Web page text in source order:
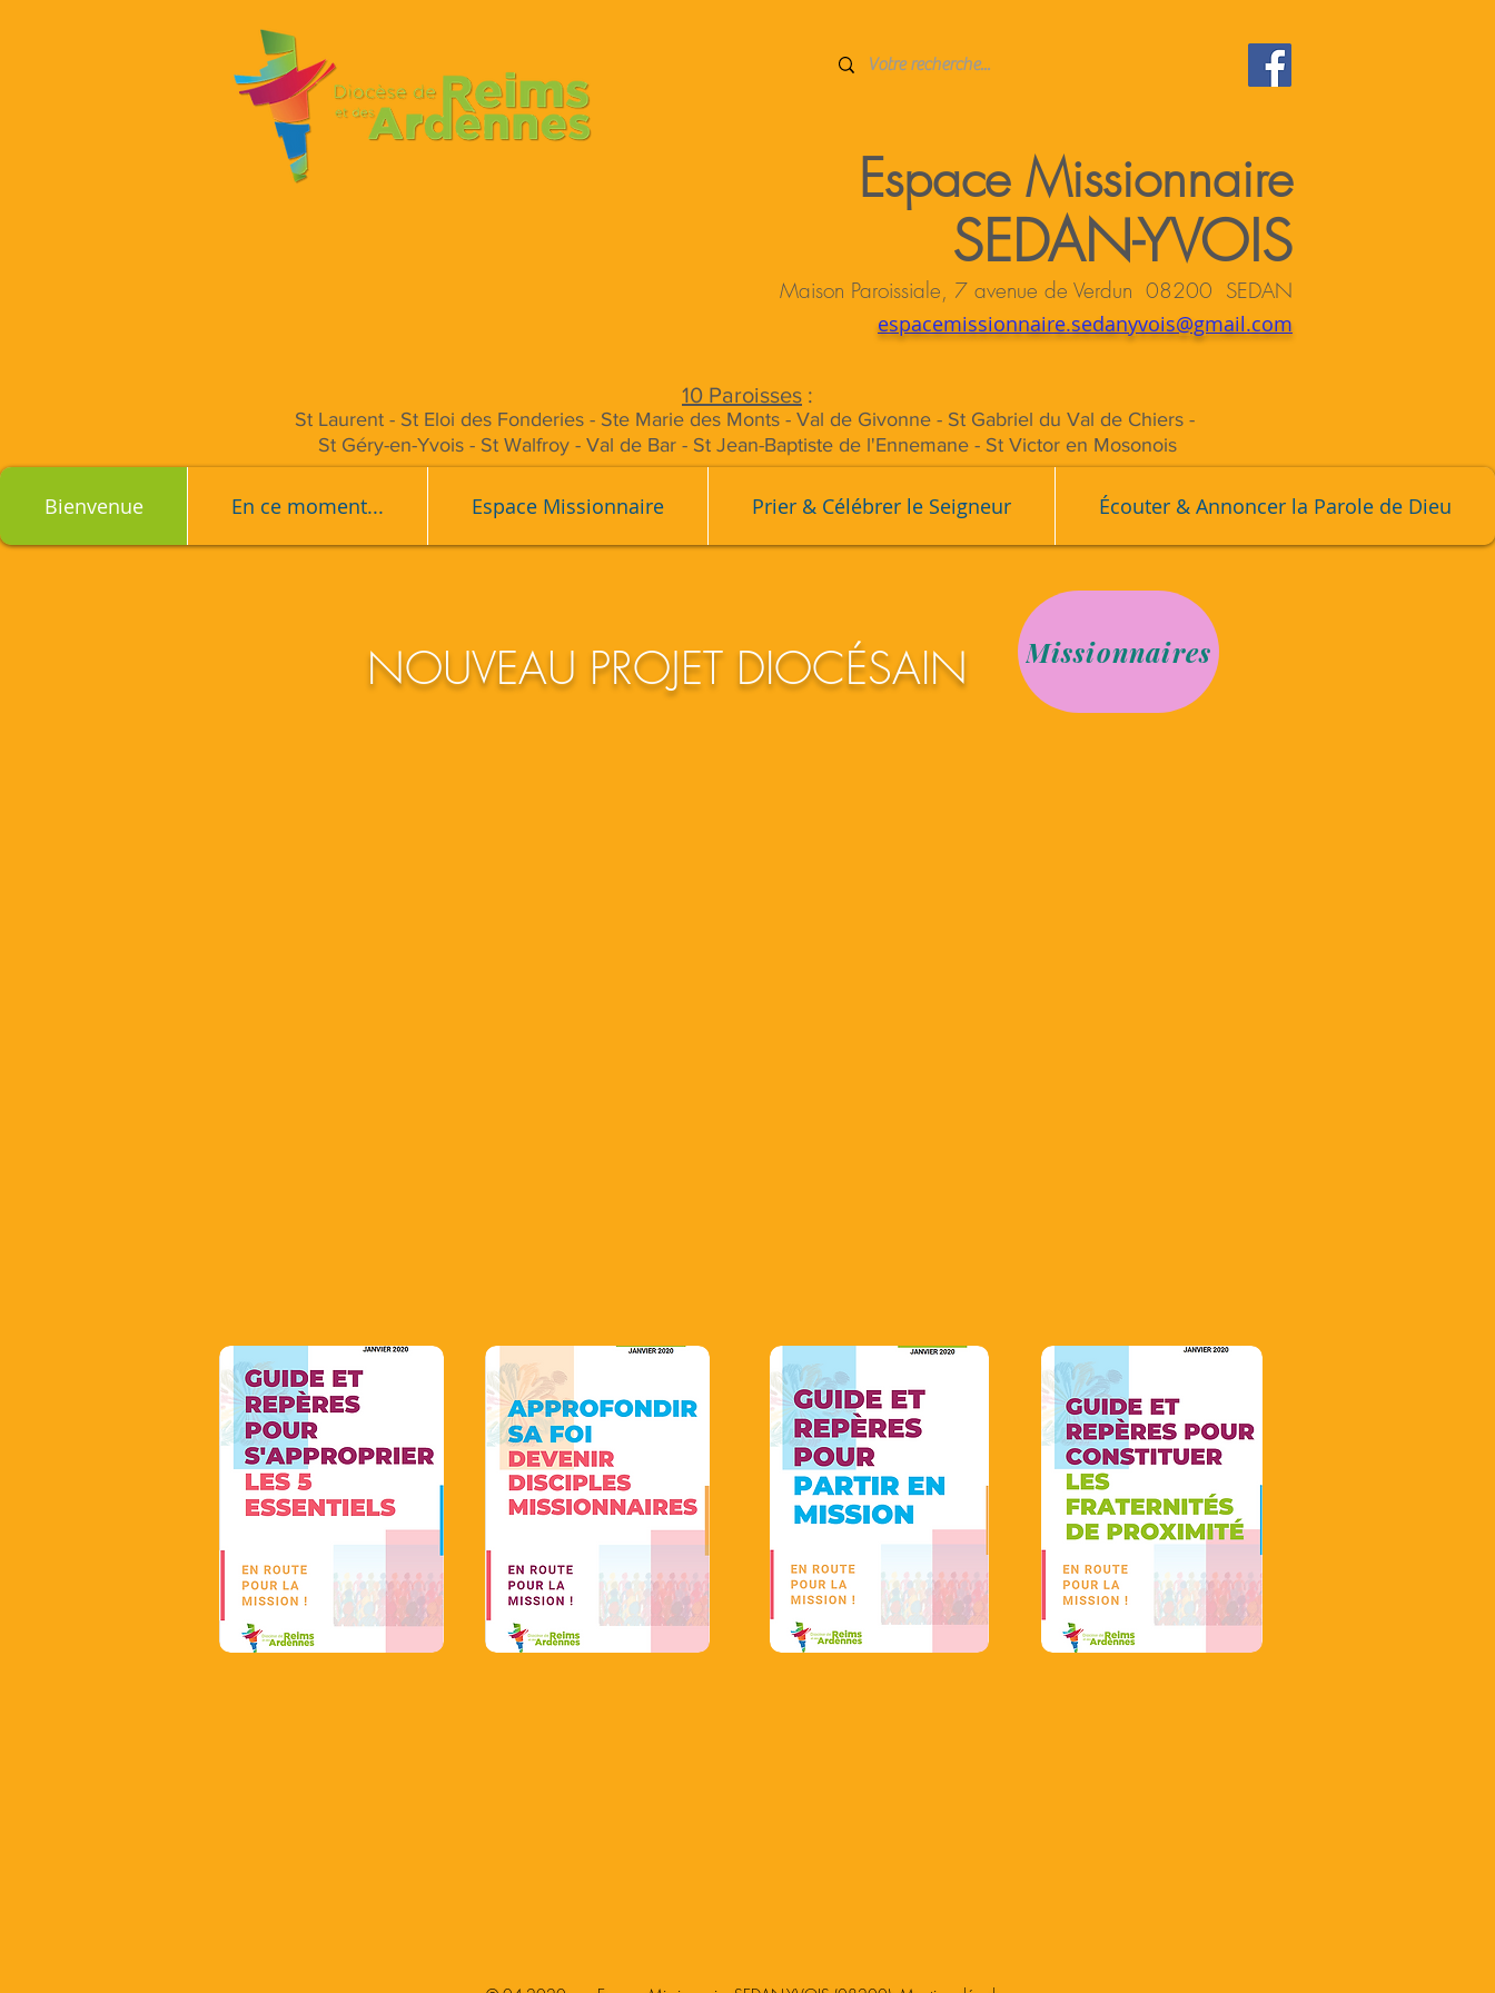
Espace Missionnaire
SEDAN-YVOIS
Maison Paroissiale, 7 avenue de Verdun 08200 SEDAN
espacemissionnaire.sedanyvois@gmail.com
10 Paroisses :
St Laurent - St Eloi des Fonderies - Ste Marie des Monts - Val de Givonne - St Gabriel du Val de Chiers -
St Géry-en-Yvois - St Walfroy - Val de Bar - St Jean-Baptiste de l'Ennemane - St Victor en Mosonois
Bienvenue En ce moment... Espace Missionnaire Prier & Célébrer le Seigneur Écouter & Annoncer la Parole de Dieu
NOUVEAU PROJET DIOCÉSAIN Missionnaires